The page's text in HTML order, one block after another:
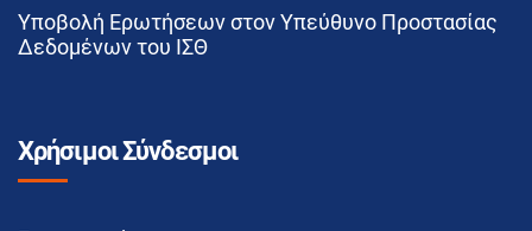
Υποβολή Ερωτήσεων στον Υπεύθυνο Προστασίας
Δεδομένων του ΙΣΘ
Χρήσιμοι Σύνδεσμοι